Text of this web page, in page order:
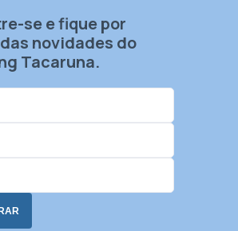
se e fique por
novidades do
Tacaruna.